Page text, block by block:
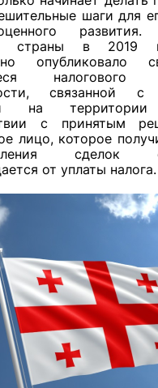
шаги для
развития.
страны в 2019
опубликовало
налогового
связанной с
на
с принятым
лицо, которое
от уплаты налога.